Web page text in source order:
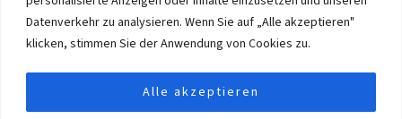
Datenverkehr zu analysieren. Wenn Sie auf „Alle akzeptieren"
klicken, stimmen Sie der Anwendung von Cookies zu.
Alle akzeptieren
Datenschutz
© 2026 MAKARA Thai Wellness Eckernförde. Alle Rechte